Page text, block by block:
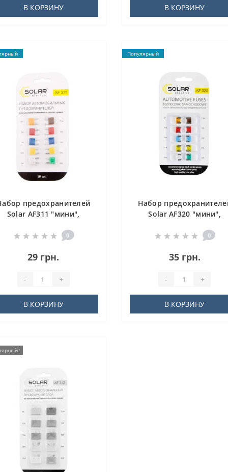
В КОРЗИНУ В КОРЗИНУ
предохранителей
Solar AF311 "мини",
0
29 грн.
- +
В КОРЗИНУ
Популярный
Набор
Solar AF320 "мини",
0
35 грн.
- +
В КОРЗИНУ